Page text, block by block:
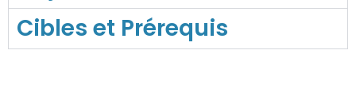
Cibles et Prérequis